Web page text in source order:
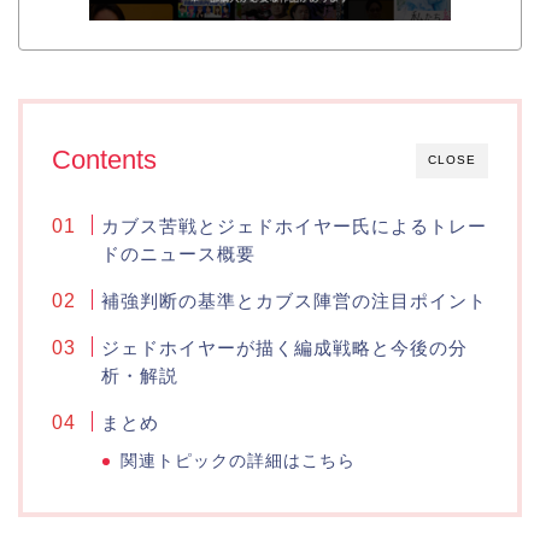
CLOSE
Contents
カブス苦戦とジェドホイヤー氏によるトレー
ドのニュース概要
補強判断の基準とカブス陣営の注目ポイント
ジェドホイヤーが描く編成戦略と今後の分
析・解説
まとめ
関連トピックの詳細はこちら